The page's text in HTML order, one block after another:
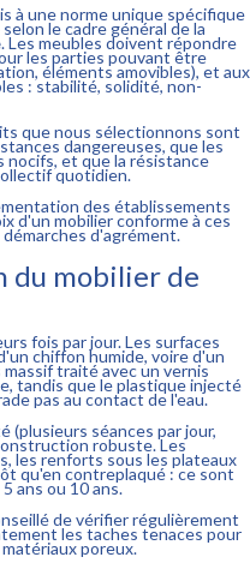
à une norme unique spécifique
le cadre général de la
. Les meubles doivent répondre
les parties pouvant être
éléments amovibles), et aux
: stabilité, solidité, non-
que nous sélectionnons sont
dangereuses, que les
et que la résistance
quotidien.
des établissements
d'un mobilier conforme à ces
d'agrément.
mobilier de
fois par jour. Les surfaces
chiffon humide, voire d'un
traité avec un vernis
tandis que le plastique injecté
pas au contact de l'eau.
(plusieurs séances par jour,
robuste. Les
les renforts sous les plateaux
qu'en contreplaqué : ce sont
ans ou 10 ans.
de vérifier régulièrement
les taches tenaces pour
poreux.